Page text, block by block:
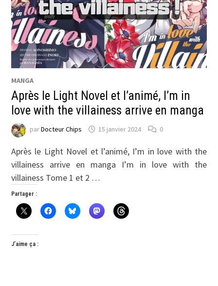
MANGA
Après le Light Novel et l’animé, I’m in
love with the villainess arrive en manga
parDocteur Chips 15 janvier 2024 0
Après le Light Novel et l’animé, I’m in love with the
villainess arrive en manga I’m in love with the
villainess Tome 1 et 2 …
Partager :
J’aime ça :